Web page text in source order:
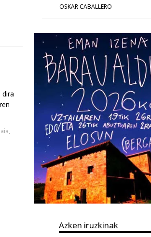
dira
,
OSKAR CABALLERO
Azken iruzkinak